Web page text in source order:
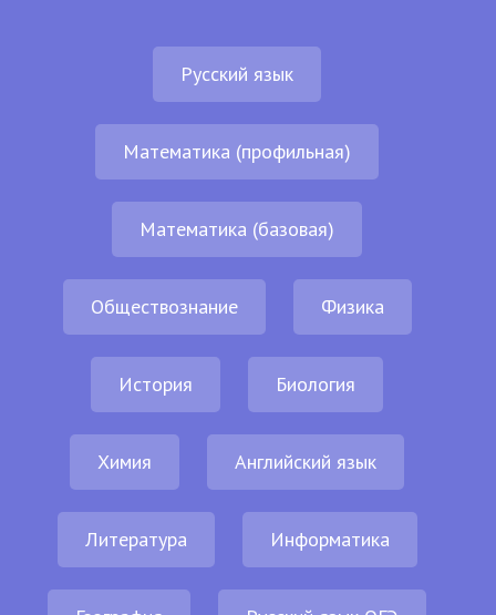
Русский язык
Математика (профильная)
Математика (базовая)
Обществознание Физика
История Биология
Химия Английский язык
Литература Информатика